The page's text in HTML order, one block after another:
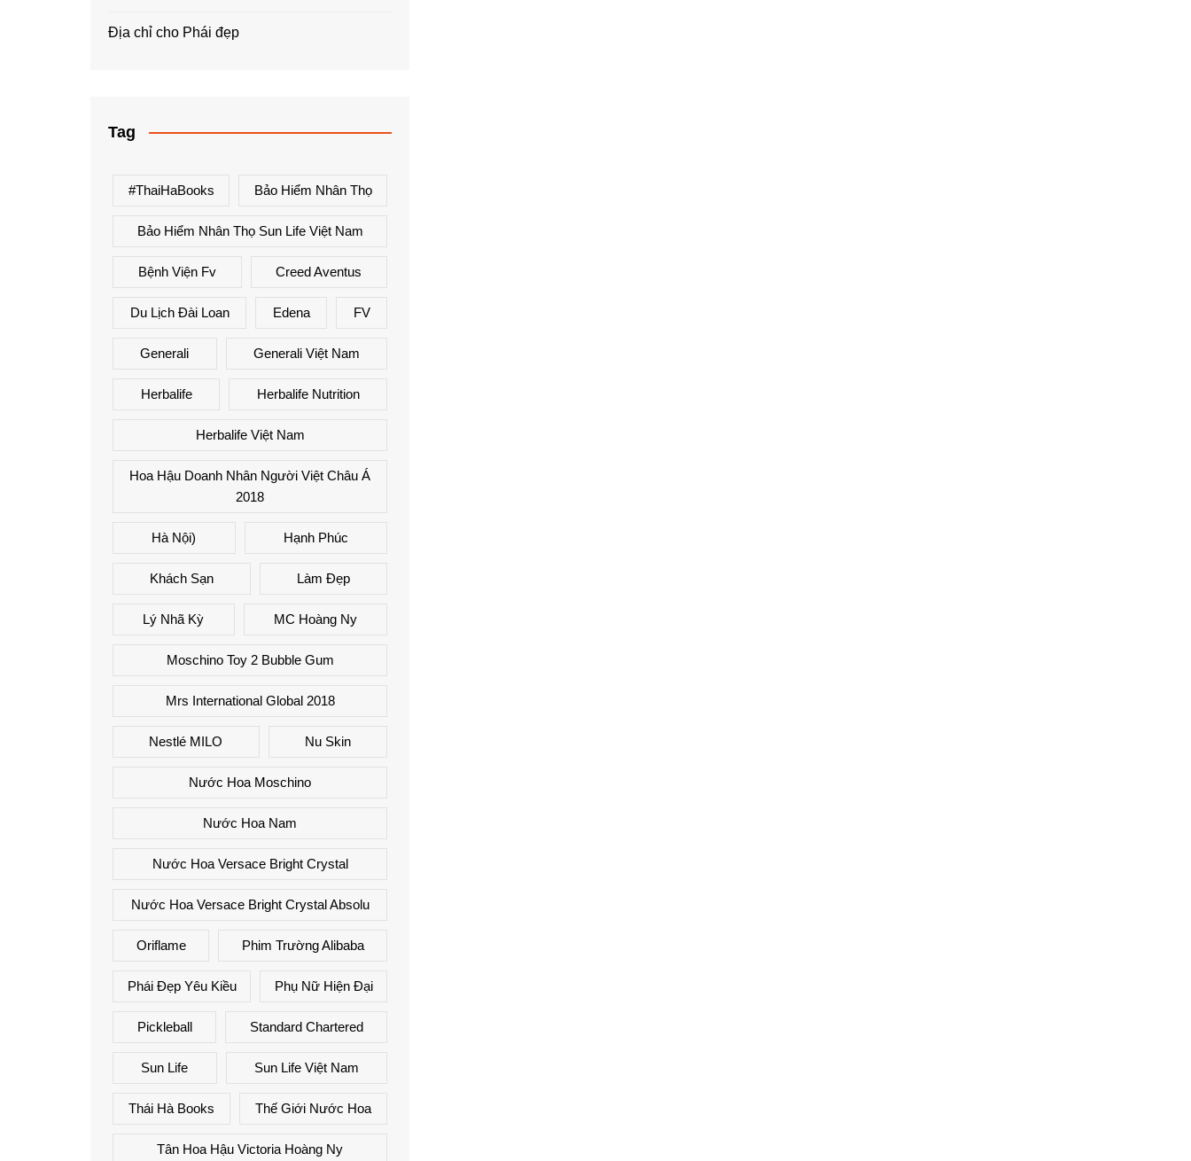
Địa chỉ cho Phái đẹp
Tag
#ThaiHaBooks Bảo Hiểm Nhân Thọ
Bảo Hiểm Nhân Thọ Sun Life Việt Nam
Bệnh Viện Fv Creed Aventus
Du Lịch Đài Loan Edena FV
Generali Generali Việt Nam
Herbalife Herbalife Nutrition
Herbalife Việt Nam
Hoa Hậu Doanh Nhân Người Việt Châu Á
2018
Hà Nội) Hạnh Phúc
Khách Sạn Làm Đẹp
Lý Nhã Kỳ MC Hoàng Ny
Moschino Toy 2 Bubble Gum
Mrs International Global 2018
Nestlé MILO Nu Skin
Nước Hoa Moschino
Nước Hoa Nam
Nước Hoa Versace Bright Crystal
Nước Hoa Versace Bright Crystal Absolu
Oriflame Phim Trường Alibaba
Phái Đẹp Yêu Kiều Phụ Nữ Hiện Đại
Pickleball Standard Chartered
Sun Life Sun Life Việt Nam
Thái Hà Books Thế Giới Nước Hoa
Tân Hoa Hậu Victoria Hoàng Ny